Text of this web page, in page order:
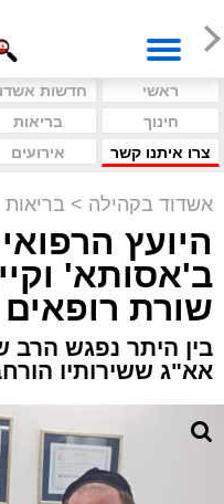
ראשי חדשות
חינוך
בריאות
צרו איתנו קשר
אירועים
אשדוד בקהילה > בריאות
היועץ
ב'אסותא'
שורת רופאים
בין היתר נפגש
אא"ג ששירותיו